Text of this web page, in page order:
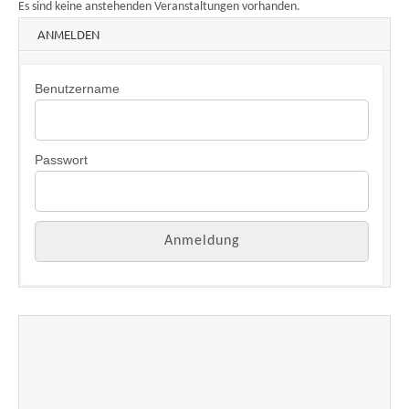
Es sind keine anstehenden Veranstaltungen vorhanden.
ANMELDEN
Benutzername
Passwort